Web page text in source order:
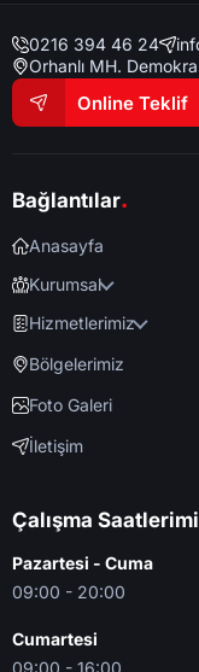
0216 394 46 24
Orhanlı MH.
Online Teklif
Bağlantılar.
Anasayfa
Kurumsal
Hizmetlerimiz
Bölgelerimiz
Foto Galeri
İletişim
Çalışma
Pazartesi - Cuma
09:00 - 20:00
Cumartesi
09:00 - 16:00